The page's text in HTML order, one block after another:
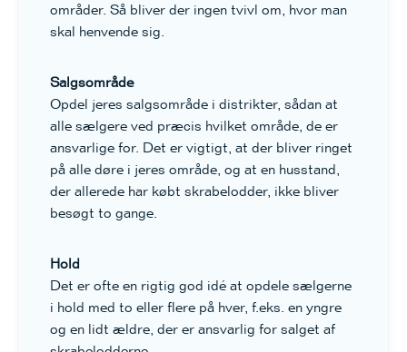
områder. Så bliver der ingen tvivl om, hvor man
skal henvende sig.
Salgsområde
Opdel jeres salgsområde i distrikter, sådan at
alle sælgere ved præcis hvilket område, de er
ansvarlige for. Det er vigtigt, at der bliver ringet
på alle døre i jeres område, og at en husstand,
der allerede har købt skrabelodder, ikke bliver
besøgt to gange.
Hold
Det er ofte en rigtig god idé at opdele sælgerne
i hold med to eller flere på hver, f.eks. en yngre
og en lidt ældre, der er ansvarlig for salget af